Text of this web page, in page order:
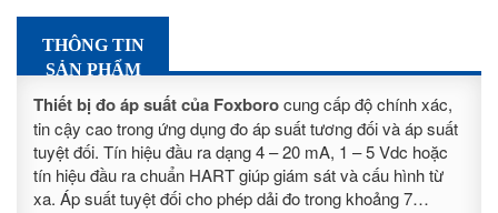
THÔNG TIN
SẢN PHẨM
Thiết bị đo áp suất của Foxborocung cấp độ chính xác,
tin cậy cao trong ứng dụng đo áp suất tương đối và áp suất
tuyệt đối. Tín hiệu đầu ra dạng 4 – 20 mA, 1 – 5 Vdc hoặc
tín hiệu đầu ra chuẩn HART giúp giám sát và cấu hình từ
xa. Áp suất tuyệt đối cho phép dải đo trong khoảng 7…